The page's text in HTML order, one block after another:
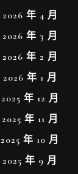
2026 年 4 月
2026 年 3 月
2026 年 2 月
2026 年 1 月
2025 年 12 月
2025 年 11 月
2025 年 10 月
2025 年 9 月